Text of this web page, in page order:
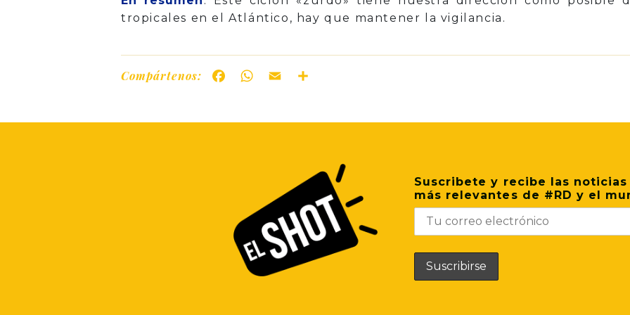
tropicales en el Atlántico, hay que mantener la vigilancia.
Compártenos: FacebookWhatsApp
Email
Suscribete y recibe las noticias
más relevantes de #RD y el